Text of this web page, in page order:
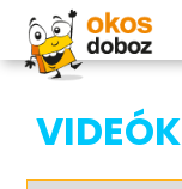
VIDEÓK